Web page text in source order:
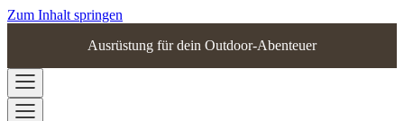
Zum Inhalt springen
Ausrüstung für dein Outdoor-Abenteuer